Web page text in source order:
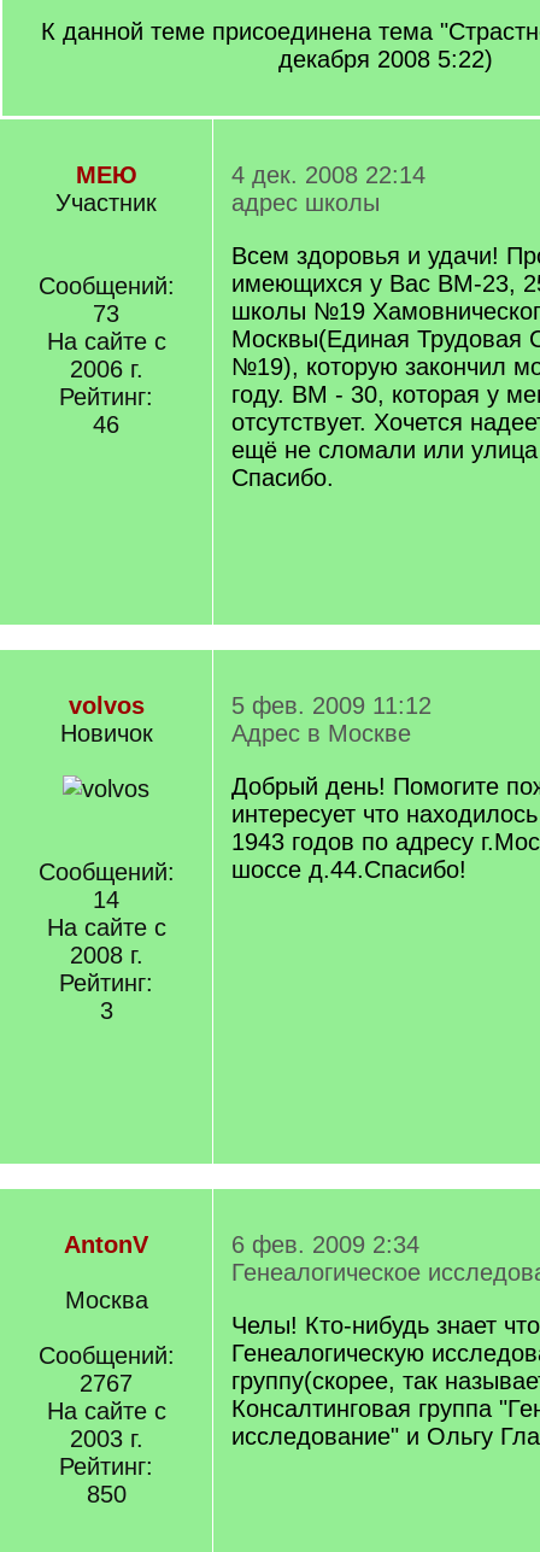
К данной теме присоединена тема
декабря 2008 5:22)
МЕЮ
Участник
Сообщений:
73
На сайте с
2006 г.
Рейтинг:
46
4 дек. 2008 22:14
адрес школы
Всем здоровья и удачи!
имеющихся у Вас ВМ-23,
школы №19
Москвы(Единая Трудовая
№19), которую закончил
году. ВМ - 30, которая у
отсутствует. Хочется
ещё не сломали или улица
Спасибо.
volvos
Новичок
Сообщений:
14
На сайте с
2008 г.
Рейтинг:
3
5 фев. 2009 11:12
Адрес в Москве
Добрый день! Помогите
интересует что
1943 годов по адресу
шоссе д.44.Спасибо!
AntonV
Москва
Сообщений:
2767
На сайте с
2003 г.
Рейтинг:
850
6 фев. 2009 2:34
Генеалогическое
Челы! Кто-нибудь знает
Генеалогическую
группу(скорее, так
Консалтинговая группа
исследование" и Ольгу